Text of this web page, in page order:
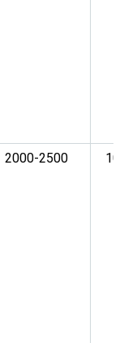
2000-2500